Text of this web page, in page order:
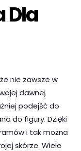
Dla
nie zawsze w
dawnej
podejść do
do figury. Dzięki
i tak można
skórze. Wiele